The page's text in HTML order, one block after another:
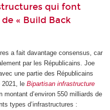
qui font
« Build Back
a fait davantage consensus, car
par les Républicains. Joe
une partie des Républicains
2021, le Bipartisan infrastructure
montant d’environ 550 milliards de
types d’infrastructures :